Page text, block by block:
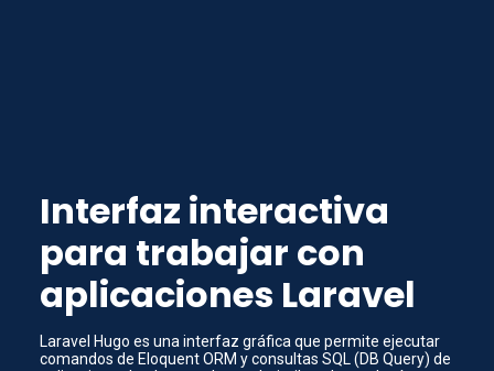
Interfaz interactiva
para trabajar con
aplicaciones Laravel
Laravel Hugo es una interfaz gráfica que permite ejecutar
comandos de Eloquent ORM y consultas SQL (DB Query) de